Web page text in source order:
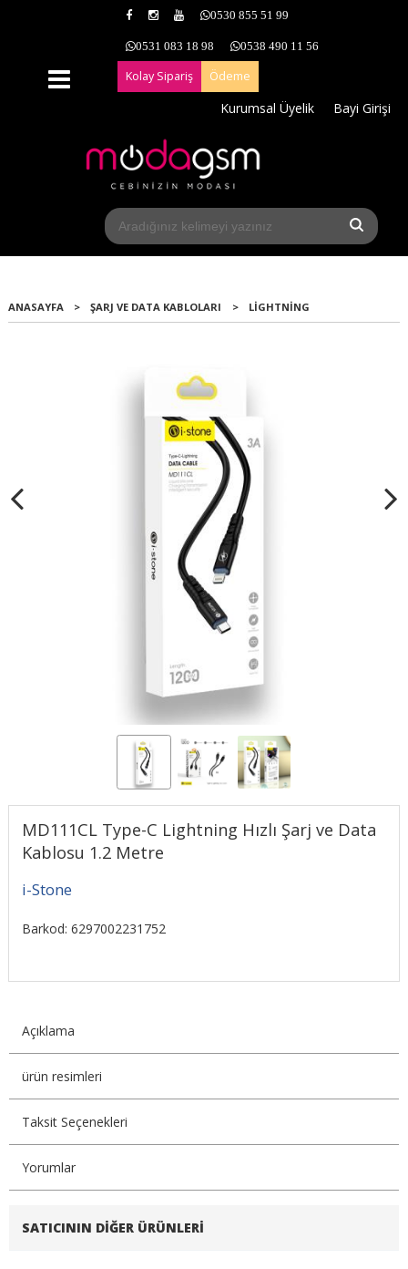
0530 855 51 99
0531 083 18 98 0538 490 11 56
Kolay Sipariş Ödeme
Kurumsal Üyelik Bayi Girişi
ANASAYFA > ŞARJ VE DATA KABLOLARI > LIGHTNING
MD111CL Type-C Lightning Hızlı Şarj ve Data
Kablosu 1.2 Metre
i-Stone
Barkod: 6297002231752
Açıklama
ürün resimleri
Taksit Seçenekleri
Yorumlar
SATICININ DIĞER ÜRÜNLERI